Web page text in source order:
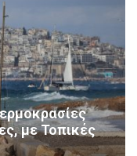
με Τοπικές